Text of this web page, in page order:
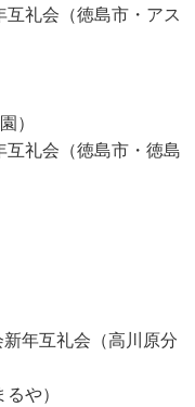
礼会（徳島市・アス
）
礼会（徳島市・徳島
年互礼会（高川原分
や）